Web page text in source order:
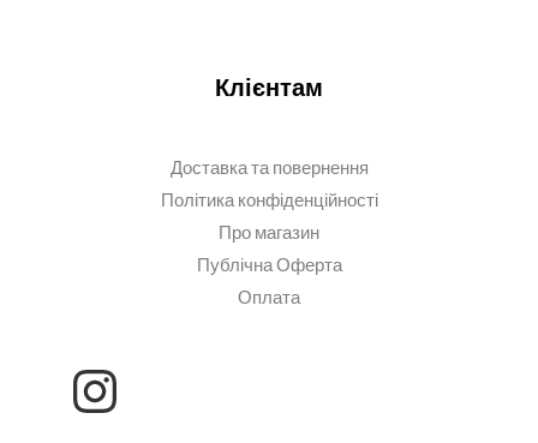
Клієнтам
Доставка та повернення
Політика конфіденційності
Про магазин
Публічна Оферта
Оплата